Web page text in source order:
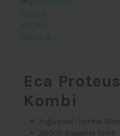
Eca
Kombi
Yoğuşmalı Isıtma
20000 Kapasite Sınıfı